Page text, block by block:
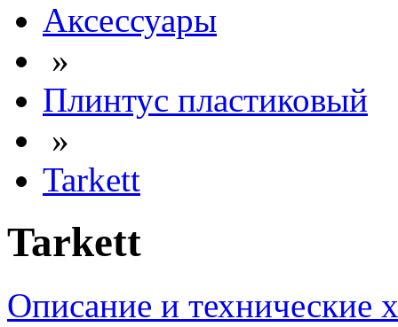
Аксессуары
»
Плинтус пластиковый
»
Tarkett
Tarkett
Описание и технические